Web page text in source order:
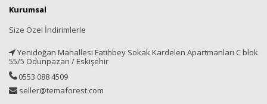
Kurumsal
Size Özel İndirimlerle
Yenidoğan Mahallesi Fatihbey Sokak Kardelen Apartmanları C blok
55/5 Odunpazarı / Eskişehir
0553 088 4509
seller@temaforest.com